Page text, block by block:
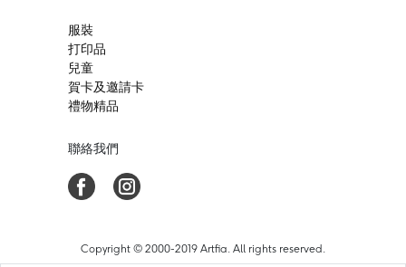
服裝
打印品
兒童
賀卡及邀請卡
禮物精品
聯絡我們
Copyright © 2000-2019 Artfia. All rights reserved.